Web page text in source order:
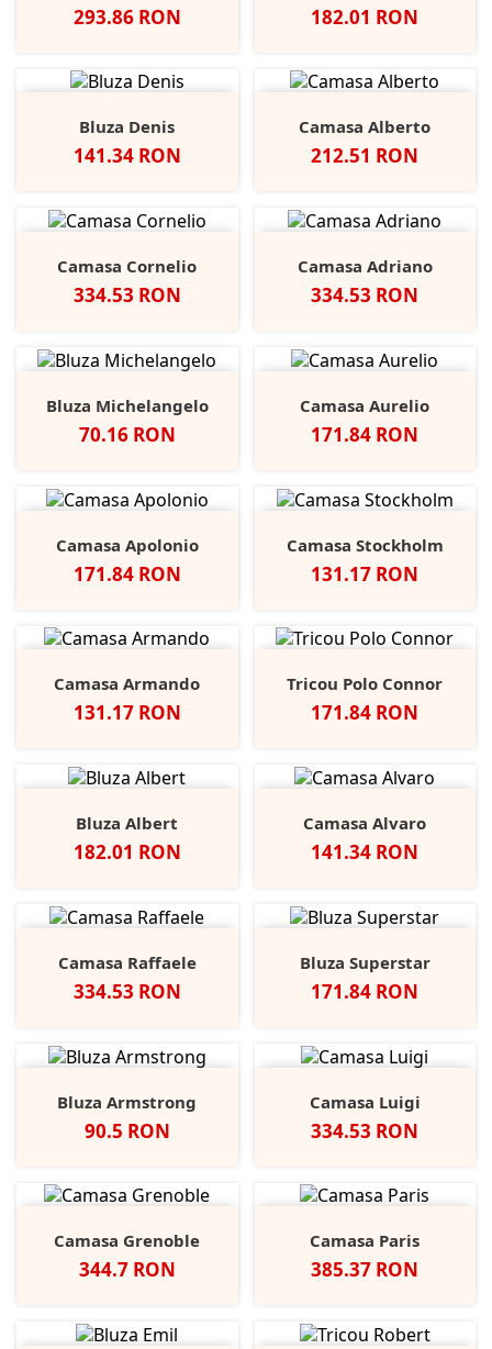
Pret
293.86 RON Pret
182.01 RON
Bluza Denis
Pret
141.34 RON
Camasa Alberto
Pret
212.51 RON
Camasa Cornelio
Pret
334.53 RON
Camasa Adriano
Pret
334.53 RON
Bluza Michelangelo
Pret
70.16 RON
Camasa Aurelio
Pret
171.84 RON
Camasa Apolonio
Pret
171.84 RON
Camasa Stockholm
Pret
131.17 RON
Camasa Armando
Pret
131.17 RON
Tricou Polo Connor
Pret
171.84 RON
Bluza Albert
Pret
182.01 RON
Camasa Alvaro
Pret
141.34 RON
Camasa Raffaele
Pret
334.53 RON
Bluza Superstar
Pret
171.84 RON
Bluza Armstrong
Pret
90.5 RON
Camasa Luigi
Pret
334.53 RON
Camasa Grenoble
Pret
344.7 RON
Camasa Paris
Pret
385.37 RON